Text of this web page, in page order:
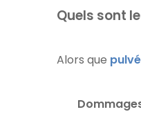
Quels sont
Alors que